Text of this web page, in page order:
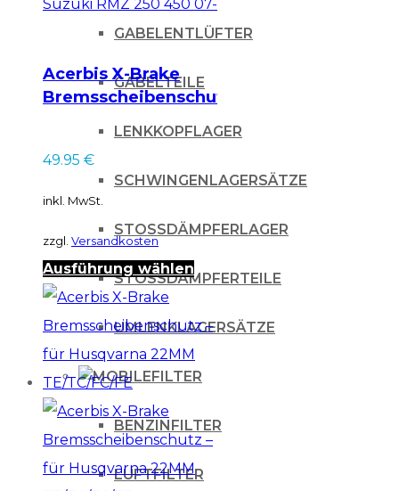
GABELENTLÜFTER
GABELTEILE
LENKKOPFLAGER
SCHWINGENLAGERSÄTZE
STOSSDÄMPFERLAGER
STOSSDÄMPFERTEILE
UMLENKLAGERSÄTZE
FILTER
BENZINFILTER
LUFTFILTER
Acerbis X-Brake
Bremsscheibenschutz
– Suzuki RMZ 250
49.95 €
inkl. MwSt.
zzgl. Versandkosten
Ausführung wählen
weist
Varianten
Die
Optionen